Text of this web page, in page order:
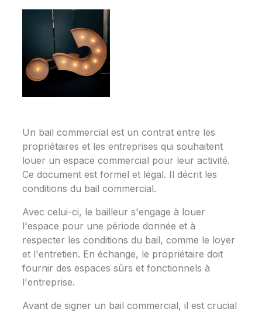
Un bail commercial est un contrat entre les
propriétaires et les entreprises qui souhaitent
louer un espace commercial pour leur activité.
Ce document est formel et légal. Il décrit les
conditions du bail commercial.
Avec celui-ci, le bailleur s'engage à louer
l'espace pour une période donnée et à
respecter les conditions du bail, comme le loyer
et l'entretien. En échange, le propriétaire doit
fournir des espaces sûrs et fonctionnels à
l'entreprise.
Avant de signer un bail commercial, il est crucial